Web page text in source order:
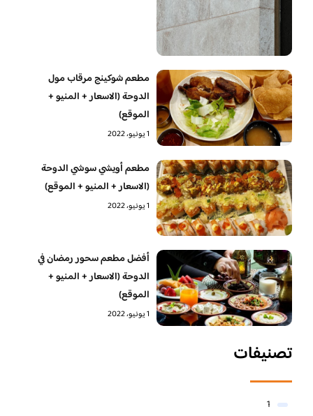
مطعم شوكينج مرقاب مول
الدوحة (الاسعار + المنيو +
الموقع)
1 يونيو، 2022
مطعم أويشي سوشي الدوحة
(الاسعار + المنيو + الموقع)
1 يونيو، 2022
أفضل مطعم سحور رمضان في
الدوحة (الاسعار + المنيو +
الموقع)
1 يونيو، 2022
تصنيفات
1